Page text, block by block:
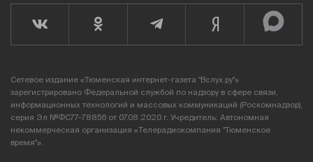
Сетевое издание «Тюменская интернет-газета "Вслух.ру"»
зарегистрировано Федеральной службой по надзору в сфере связи,
информационных технологий и массовых коммуникаций (Роскомнадзор),
серия Эл №ФС77-78856 от 07.08.2020 г. Учредитель: Автономная
некоммерческая организация «Телерадиокомпания "Тюменское
время"».